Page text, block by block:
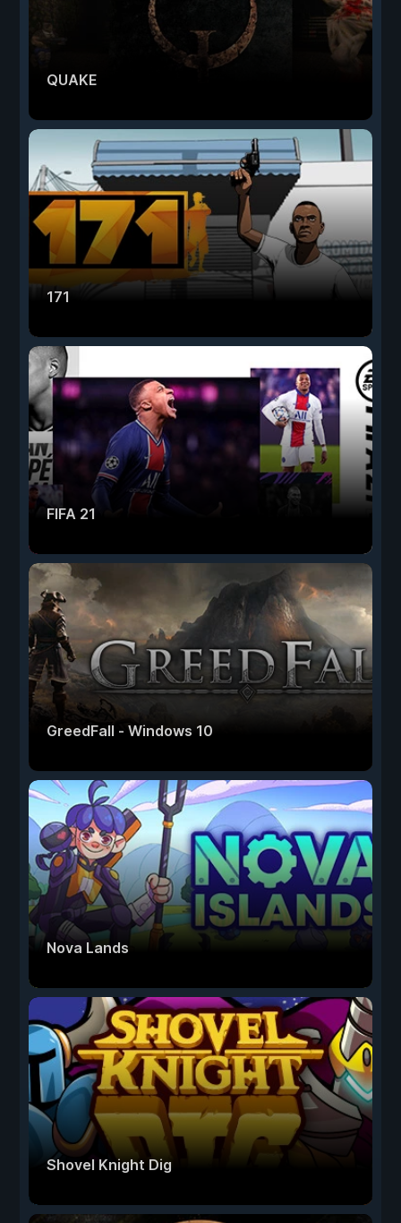
QUAKE
171
FIFA 21
GreedFall - Windows 10
Nova Lands
Shovel Knight Dig